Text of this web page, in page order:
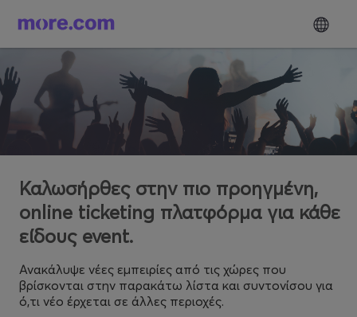
Καλωσήρθες στην πιο προηγμένη,
online ticketing πλατφόρμα για κάθε
είδους event.
Ανακάλυψε νέες εμπειρίες από τις χώρες που
βρίσκονται στην παρακάτω λίστα και συντονίσου για
ό,τι νέο έρχεται σε άλλες περιοχές.